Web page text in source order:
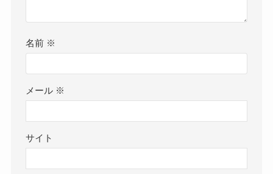
名前 ※
メール ※
サイト